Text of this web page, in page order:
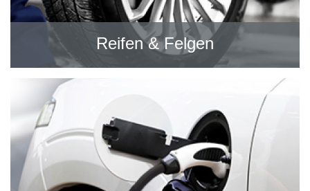
Reifen & Felgen